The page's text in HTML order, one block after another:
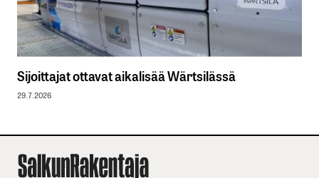
Sijoittajat ottavat aikalisää Wärtsilässä
29.7.2026